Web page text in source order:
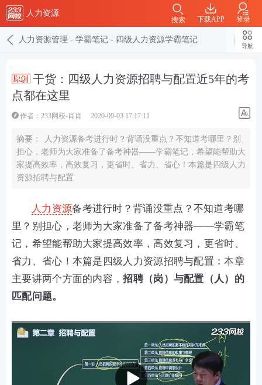
人力资源
下载APP 登录
搜索
人力资源管理 - 学霸笔记 - 四级人力资源学霸笔记
导航
干货：四级人力资源招聘与配置近5年的考
点都在这里
作者：233网校-肖肖 2020-09-03 17:17:11
摘要：
人力资源备考进行时？背诵没重点？不知道考哪里？别
担心，老师为大家准备了备考神器——学霸笔记，希望能帮助大
家提高效率，高效复习，更省时、省力、省心！本篇是四级人力
资源招聘与配置
人力资源备考进行时？背诵没重点？不知道考哪
里？别担心，老师为大家准备了备考神器——学霸笔
记，希望能帮助大家提高效率，高效复习，更省时、
省力、省心！本篇是四级人力资源招聘与配置：本章
主要讲两个方面的内容，招聘（岗）与配置（人）的
匹配问题。